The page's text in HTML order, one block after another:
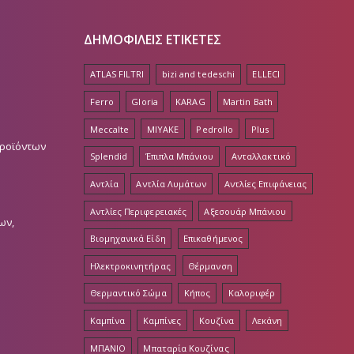
ΔΗΜΟΦΙΛΕΙΣ ΕΤΙΚΕΤΕΣ
ATLAS FILTRI bizi and tedeschi ELLECI
Ferro Gloria KARAG Martin Bath
Meccalte MIYAKE Pedrollo Plus
Splendid Έπιπλα Μπάνιου Ανταλλακτικό
Αντλία Αντλία Λυμάτων Αντλίες Επιφάνειας
Αντλίες Περιφερειακές Αξεσουάρ Μπάνιου
Βιομηχανικά Είδη Επικαθήμενος
Ηλεκτροκινητήρας Θέρμανση
Θερμαντικό Σώμα Κήπος Καλοριφέρ
Καμπίνα Καμπίνες Κουζίνα Λεκάνη
ΜΠΑΝΙΟ Μπαταρία Κουζίνας